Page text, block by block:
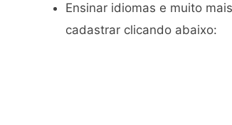
Ensinar idiomas e muito
cadastrar clicando abaixo: